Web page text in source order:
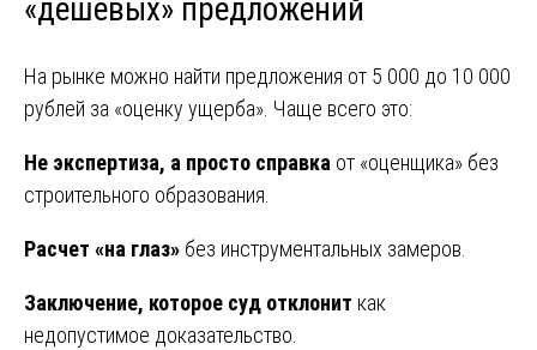
«дешевых» предложений
На рынке можно найти предложения от 5 000 до 10 000
рублей за «оценку ущерба». Чаще всего это:
Не экспертиза, а просто справка от «оценщика» без
строительного образования.
Расчет «на глаз» без инструментальных замеров.
Заключение, которое суд отклонит как
недопустимое доказательство.